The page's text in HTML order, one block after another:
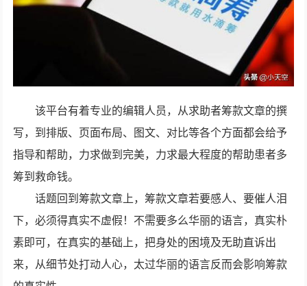
该平台有着专业的编辑人员，从求助者筹款文章的撰
写，到排版、页面布局、图文、对比等各个方面都会给予
指导和帮助，力求做到完美，力求最大程度的帮助患者多
筹到救命钱。
话题回到筹款文章上，筹款文章若要感人、要催人泪
下，必须得真实不虚假！不需要多么华丽的语言，真实朴
素即可，在真实的基础上，把身处的困境及无助直诉出
来，从细节处打动人心，太过华丽的语言反而会影响筹款